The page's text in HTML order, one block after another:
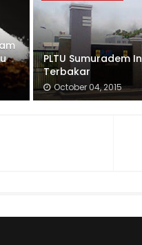
PLTU Sumuradem
Terbakar
October 04, 2015